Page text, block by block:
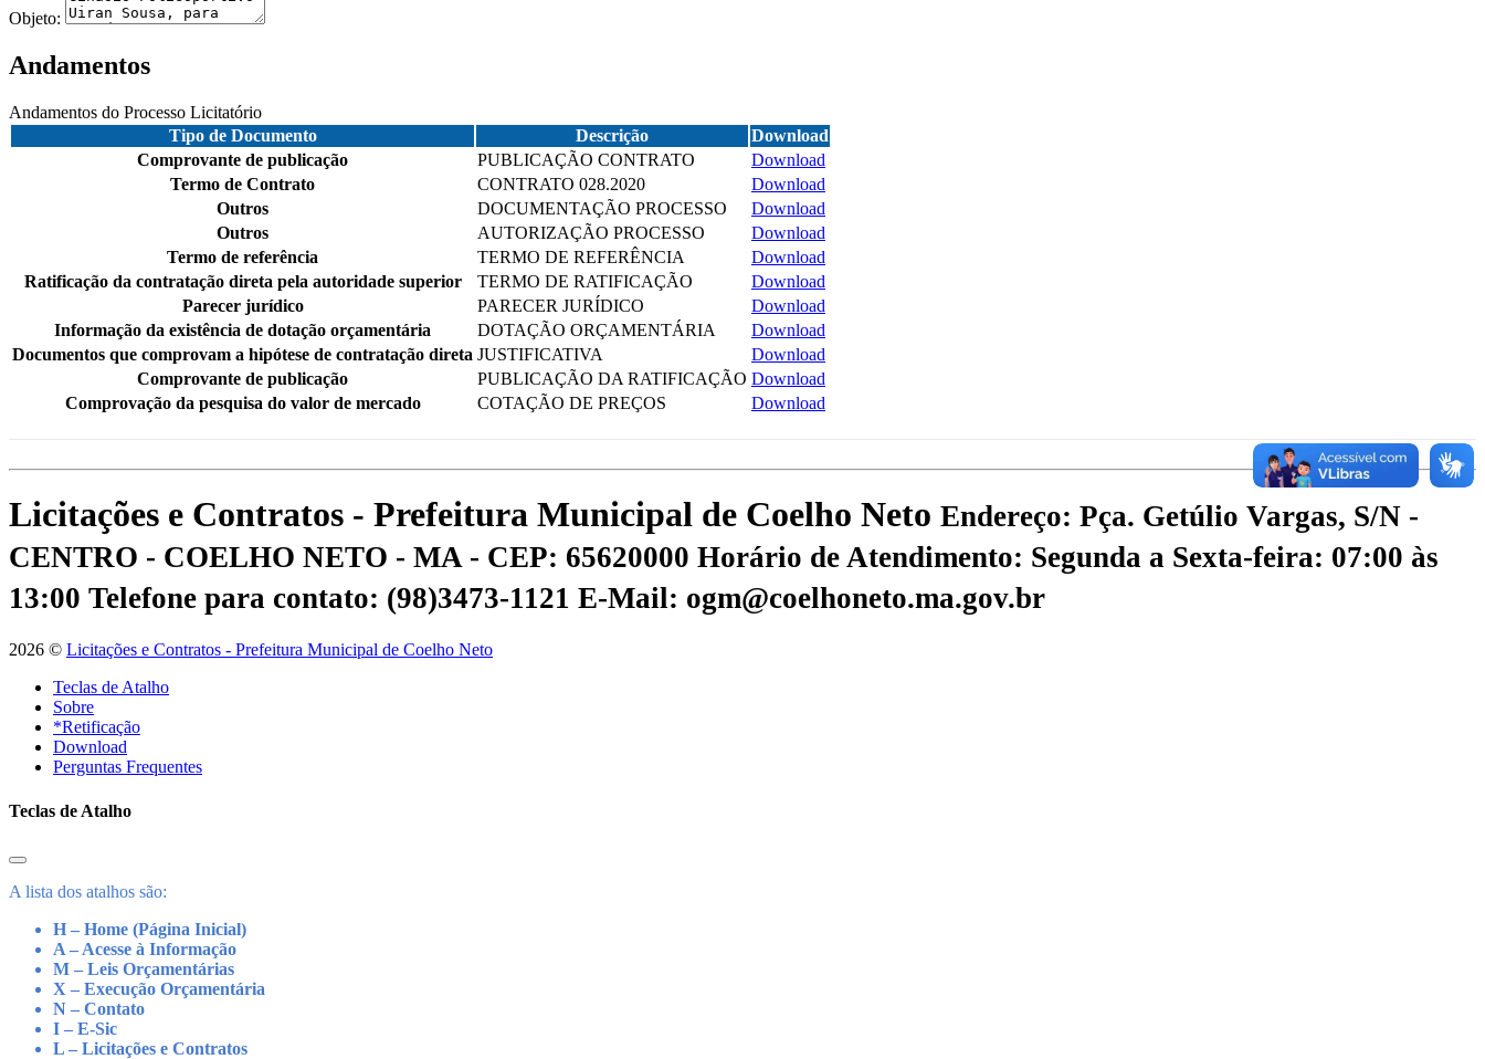
Objeto:
Andamentos
Andamentos do Processo Licitatório
Tipo de Documento
Descrição
Download
Comprovante de publicação
PUBLICAÇÃO CONTRATO
Download
Termo de Contrato
CONTRATO 028.2020
Download
Outros
DOCUMENTAÇÃO PROCESSO
Download
Outros
AUTORIZAÇÃO PROCESSO
Download
Termo de referência
TERMO DE REFERÊNCIA
Download
Ratificação da contratação direta pela autoridade superior
TERMO DE RATIFICAÇÃO
Download
Parecer jurídico
PARECER JURÍDICO
Download
Informação da existência de dotação orçamentária
DOTAÇÃO ORÇAMENTÁRIA
Download
Documentos que comprovam a hipótese de contratação direta JUSTIFICATIVA
Download
Comprovante de publicação
PUBLICAÇÃO DA RATIFICAÇÃO Download
Comprovação da pesquisa do valor de mercado
COTAÇÃO DE PREÇOS Download
Licitações e Contratos - Prefeitura Municipal de Coelho Neto Endereço: Pça. Getúlio Vargas, S/N -
CENTRO - COELHO NETO - MA - CEP: 65620000 Horário de Atendimento: Segunda a Sexta-feira: 07:00 às
13:00 Telefone para contato: (98)3473-1121 E-Mail: ogm@coelhoneto.ma.gov.br
2026 © Licitações e Contratos - Prefeitura Municipal de Coelho Neto
Teclas de Atalho
Sobre
*Retificação
Download
Perguntas Frequentes
Teclas de Atalho
A lista dos atalhos são:
H – Home (Página Inicial)
A – Acesse à Informação
M – Leis Orçamentárias
X – Execução Orçamentária
N – Contato
I – E-Sic
L – Licitações e Contratos